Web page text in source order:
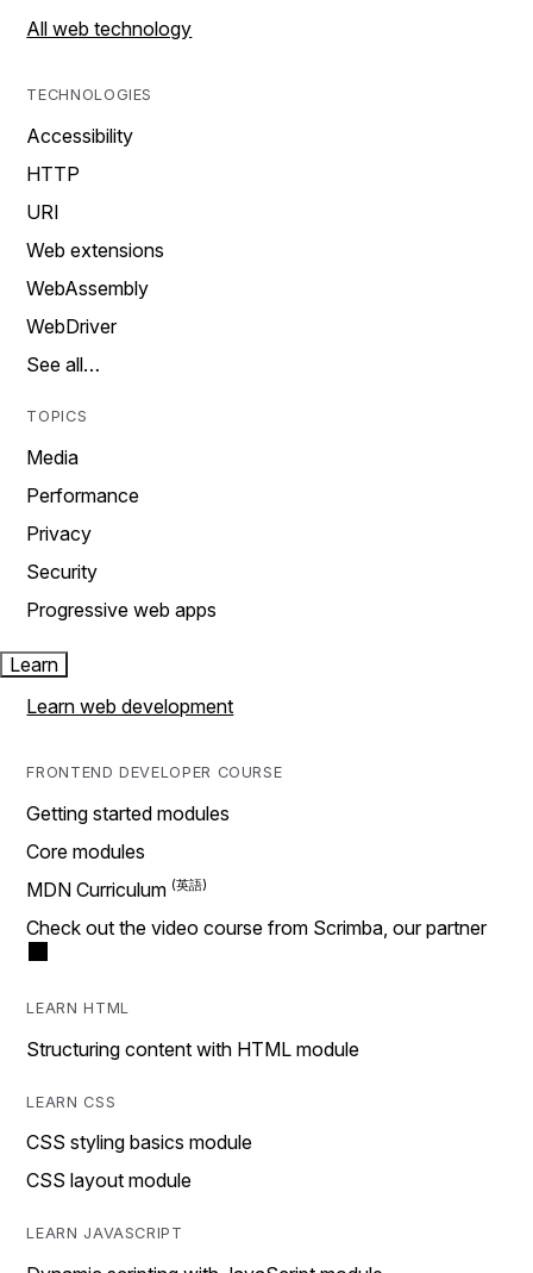
All web technology
TECHNOLOGIES
Accessibility
HTTP
URI
Web extensions
WebAssembly
WebDriver
See all…
TOPICS
Media
Performance
Privacy
Security
Progressive web apps
Learn
Learn web development
FRONTEND DEVELOPER COURSE
Getting started modules
Core modules
MDN Curriculum
Check out the video course from Scrimba, our partner
LEARN HTML
Structuring content with HTML module
LEARN CSS
CSS styling basics module
CSS layout module
LEARN JAVASCRIPT